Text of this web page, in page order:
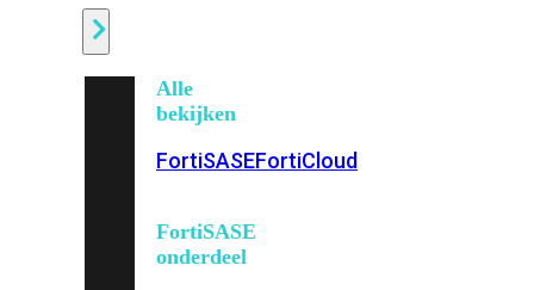
Alle
bekijken
FortiSASEFortiCloud
FortiSASE
onderdeel